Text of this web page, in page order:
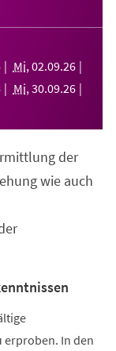
Mi, 02.09.26
Mi, 30.09.26
der
wie auch
erproben. In den